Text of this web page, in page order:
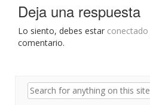
Deja una respuesta
Lo siento, debes estar conectado
comentario.
Search